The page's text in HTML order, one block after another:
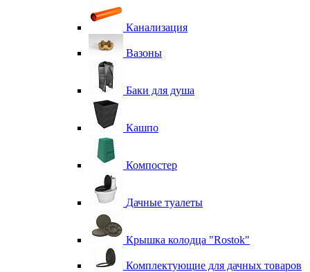
Канализация
Вазоны
Баки для душа
Кашпо
Компостер
Дачные туалеты
Крышка колодца "Rostok"
Комплектующие для дачных товаров